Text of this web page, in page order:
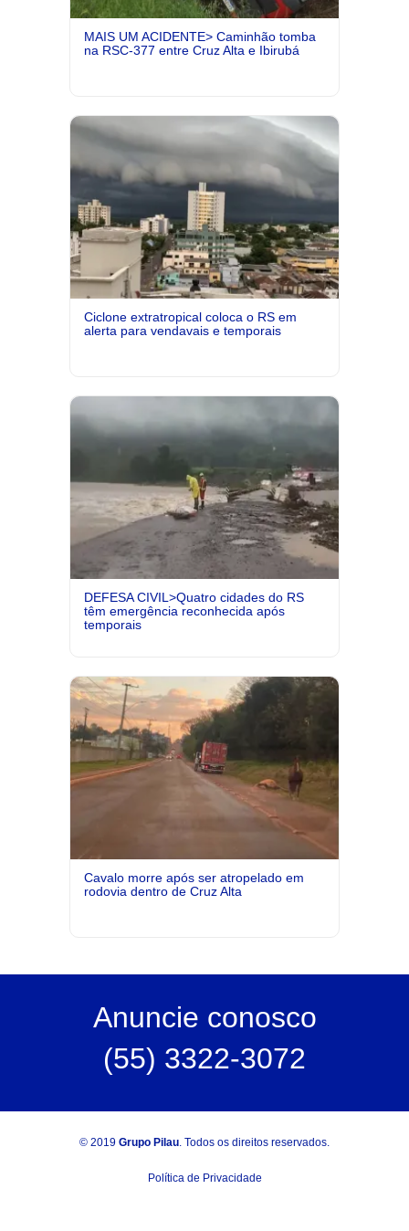
MAIS UM ACIDENTE> Caminhão tomba
na RSC-377 entre Cruz Alta e Ibirubá
Ciclone extratropical coloca o RS em
alerta para vendavais e temporais
DEFESA CIVIL>Quatro cidades do RS
têm emergência reconhecida após
temporais
Cavalo morre após ser atropelado em
rodovia dentro de Cruz Alta
Anuncie conosco
(55) 3322-3072
© 2019 Grupo Pilau. Todos os direitos reservados.
Política de Privacidade